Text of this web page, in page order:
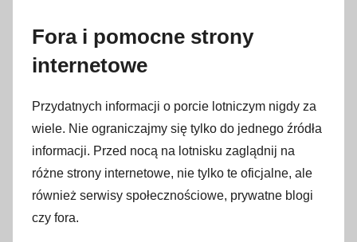
Fora i pomocne strony
internetowe
Przydatnych informacji o porcie lotniczym nigdy za
wiele. Nie ograniczajmy się tylko do jednego źródła
informacji. Przed nocą na lotnisku zaglądnij na
różne strony internetowe, nie tylko te oficjalne, ale
również serwisy społecznościowe, prywatne blogi
czy fora.